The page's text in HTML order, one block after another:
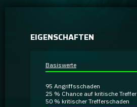
Champion Tier-Liste
Champion Builds & Guides
Ratgeber
GA Coachie Chat
EIGENSCHAFTEN
Basiswerte
95 Angriffsschaden
25 % Chance auf kritische Treffer
50 % kritischer Trefferschaden